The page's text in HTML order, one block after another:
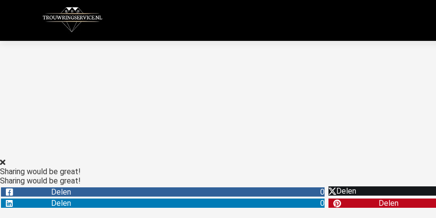
Sharing would be great!
Sharing would be great!
Delen
0 Delen
Delen
0 Delen